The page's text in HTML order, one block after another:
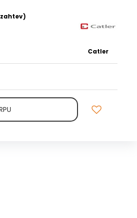
Catler